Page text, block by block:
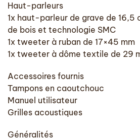
Haut-parleurs
1x haut-parleur de grave de 16,5
de bois et technologie SMC
1x tweeter à ruban de 17×45 mm
1x tweeter à dôme textile de 29
Accessoires fournis
Tampons en caoutchouc
Manuel utilisateur
Grilles acoustiques
Généralités